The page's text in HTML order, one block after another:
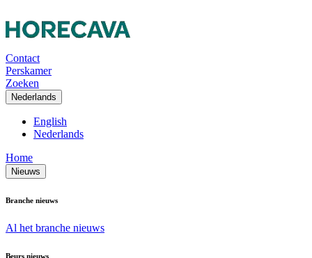
Contact
Perskamer
Zoeken
Nederlands
English
Nederlands
Home
Nieuws
Branche nieuws
Al het branche nieuws
Beurs nieuws